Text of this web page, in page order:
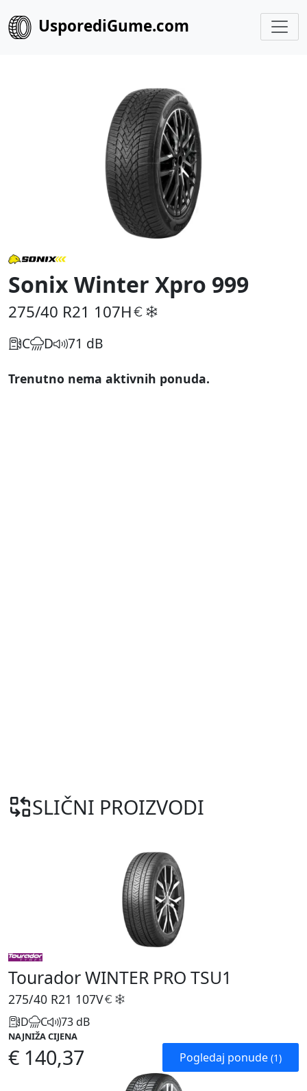
UsporediGume.com
Sonix Winter Xpro 999
275/40 R21 107H
C D 71 dB
Trenutno nema aktivnih ponuda.
SLIČNI PROIZVODI
Tourador WINTER PRO TSU1
275/40 R21 107V
D C 73 dB
NAJNIŽA CIJENA
€ 140,37 Pogledaj ponude (1)